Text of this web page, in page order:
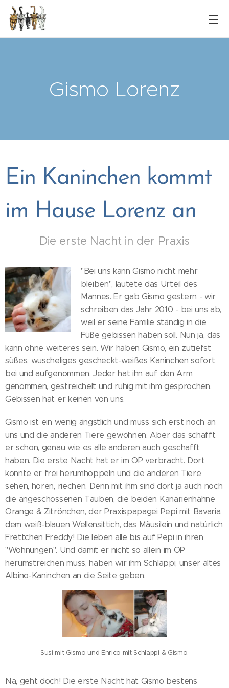
Gismo Lorenz
Ein Kaninchen kommt
im Hause Lorenz an
Die erste Nacht in der Praxis
"Bei uns kann Gismo nicht mehr
bleiben", lautete das Urteil des
Mannes. Er gab Gismo gestern - wir
schreiben das Jahr 2010 - bei uns ab,
weil er seine Familie ständig in die
Füße gebissen haben soll. Nun ja, das
kann ohne weiteres sein. Wir haben Gismo, ein zutiefst
süßes, wuscheliges gescheckt-weißes Kaninchen sofort
bei und aufgenommen. Jeder hat ihn auf den Arm
genommen, gestreichelt und ruhig mit ihm gesprochen.
Gebissen hat er keinen von uns.
Gismo ist ein wenig ängstlich und muss sich erst noch an
uns und die anderen Tiere gewöhnen. Aber das schafft
er schon, genau wie es alle anderen auch geschafft
haben. Die erste Nacht hat er im OP verbracht. Dort
konnte er frei herumhoppeln und die anderen Tiere
sehen, hören, riechen. Denn mit ihm sind dort ja auch noch
die angeschossenen Tauben, die beiden Kanarienhähne
Orange & Zitrönchen, der Praxispapagei Pepi mit Bavaria,
dem weiß-blauen Wellensittich, das Mäusilein und natürlich
Frettchen Freddy! Die leben alle bis auf Pepi in ihren
"Wohnungen". Und damit er nicht so allein im OP
herumstreichen muss, haben wir ihm Schlappi, unser altes
Albino-Kaninchen an die Seite geben.
Susi mit Gismo und Enrico mit Schlappi & Gismo.
Na, geht doch! Die erste Nacht hat Gismo bestens